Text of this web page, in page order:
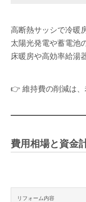
高断熱サッシで冷暖
太陽光発電や蓄電池
床暖房や高効率給湯
👉 維持費の削減は、
費用相場と資金
リフォーム内容